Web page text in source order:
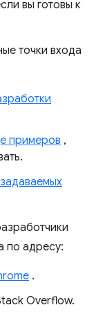
вы готовы к
точки входа
примеров ,
по адресу:
.
Overflow.